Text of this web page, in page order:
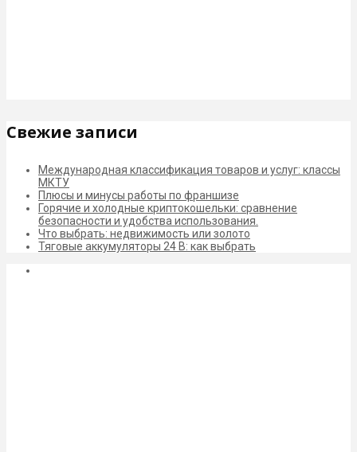
Свежие записи
Международная классификация товаров и услуг: классы
МКТУ
Плюсы и минусы работы по франшизе
Горячие и холодные криптокошельки: сравнение
безопасности и удобства использования.
Что выбрать: недвижимость или золото
Тяговые аккумуляторы 24 В: как выбрать